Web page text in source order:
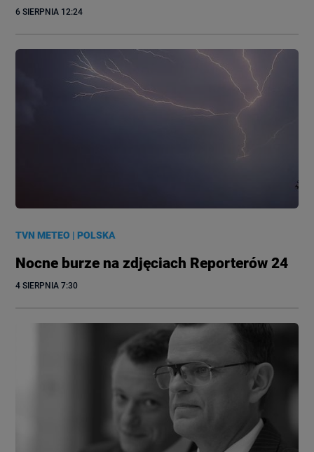
6 SIERPNIA 12:24
TVN METEO |POLSKA
Nocne burze na zdjęciach Reporterów 24
4 SIERPNIA 7:30